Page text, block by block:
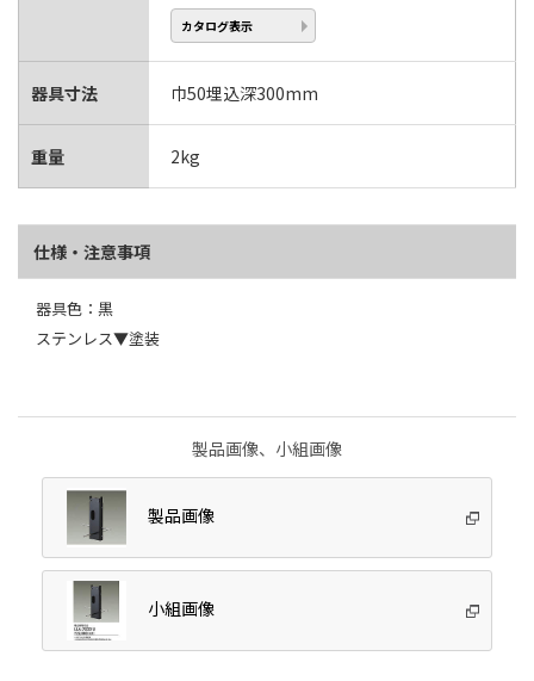
カタログ表示
器具寸法 巾50埋込深300mm
重量 2kg
仕様・注意事項
器具色：黒
ステンレス▼塗装
製品画像、小組画像
製品画像
小組画像